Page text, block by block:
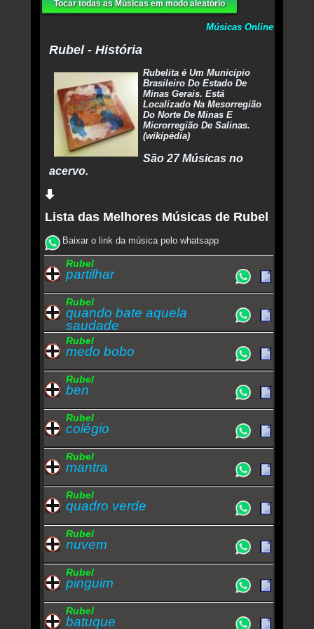
Tocar todas as Músicas em modo aleatório
Músicas Online
Rubel - História
Rubelita é Um Município
Brasileiro Do Estado De
Minas Gerais. Está
Localizado Na Mesorregião
Do Norte De Minas E
Microrregião De Salinas.
(wikipédia)
São 27 Músicas no
acervo.
Lista das Melhores Músicas de Rubel
Baixar o link da música pelo whatsapp
Rubel
partilhar
Rubel
quando bate aquela
saudade
Rubel
medo bobo
Rubel
ben
Rubel
colégio
Rubel
mantra
Rubel
quadro verde
Rubel
nuvem
Rubel
pinguim
Rubel
batuque